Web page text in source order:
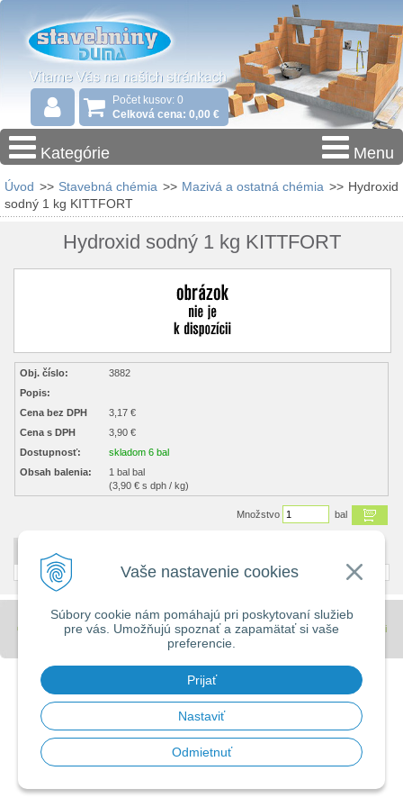
Vaše nastavenie cookies
Súbory cookie nám pomáhajú pri poskytovaní služieb
pre vás. Umožňujú spoznať a zapamätať si vaše
preferencie.
Prijať
Nastaviť
Odmietnuť
Počet kusov: 0
Celková cena: 0,00 €
Kategórie Menu
Úvod >> Stavebná chémia >> Mazivá a ostatná chémia >> Hydroxid
sodný 1 kg KITTFORT
Hydroxid sodný 1 kg KITTFORT
Obj. číslo:
3882
Popis:
Cena bez DPH
3,17 €
Cena s DPH
3,90 €
Dostupnosť:
skladom 6 bal
Obsah balenia:
1 bal bal
(3,90 € s dph / kg)
Množstvo bal
DETAILNÝ POPIS
© 2026 Stavebniny - DUMA •tvorba eshopu cez UNIobchod,webhostingspoločnosti
WEBYGROUP